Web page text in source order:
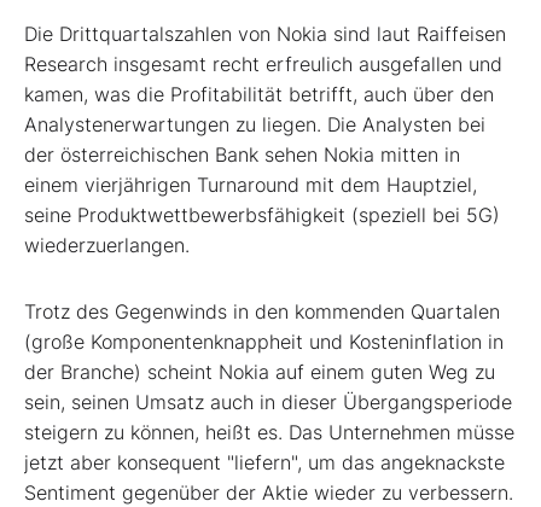
Die Drittquartalszahlen von Nokia sind laut Raiffeisen
Research insgesamt recht erfreulich ausgefallen und
kamen, was die Profitabilität betrifft, auch über den
Analystenerwartungen zu liegen. Die Analysten bei
der österreichischen Bank sehen Nokia mitten in
einem vierjährigen Turnaround mit dem Hauptziel,
seine Produktwettbewerbsfähigkeit (speziell bei 5G)
wiederzuerlangen.
Trotz des Gegenwinds in den kommenden Quartalen
(große Komponentenknappheit und Kosteninflation in
der Branche) scheint Nokia auf einem guten Weg zu
sein, seinen Umsatz auch in dieser Übergangsperiode
steigern zu können, heißt es. Das Unternehmen müsse
jetzt aber konsequent "liefern", um das angeknackste
Sentiment gegenüber der Aktie wieder zu verbessern.